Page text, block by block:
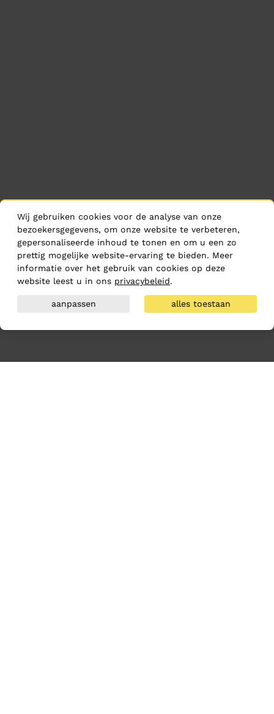
Wij gebruiken cookies voor de analyse van onze
bezoekersgegevens, om onze website te verbeteren,
gepersonaliseerde inhoud te tonen en om u een zo
prettig mogelijke website-ervaring te bieden. Meer
informatie over het gebruik van cookies op deze
website leest u in ons privacybeleid.
aanpassen alles toestaan